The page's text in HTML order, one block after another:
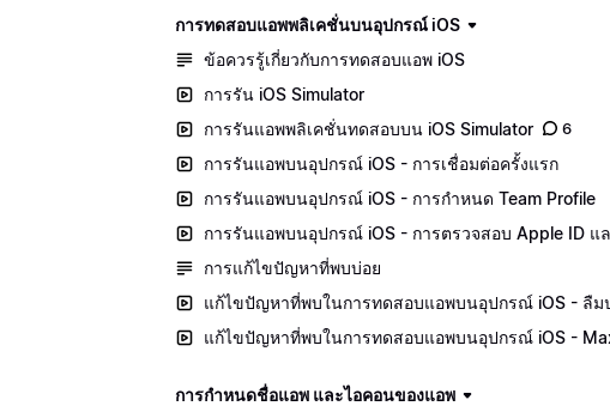
การทดสอบแอพพลิเคชั่นบนอุปกรณ์ iOS
ข้อควรรู้เกี่ยวกับการทดสอบแอพ iOS
การรัน iOS Simulator
การรันแอพพลิเคชั่นทดสอบบน iOS Simulator
6
การรันแอพบนอุปกรณ์ iOS - การเชื่อมต่อครั้งแรก
การรันแอพบนอุปกรณ์ iOS - การกำหนด Team Profile
การรันแอพบนอุปกรณ์ iOS - การตรวจสอบ Apple ID แ
การแก้ไขปัญหาที่พบบ่อย
แก้ไขปัญหาที่พบในการทดสอบแอพบนอุปกรณ์ iOS - ลืม
แก้ไขปัญหาที่พบในการทดสอบแอพบนอุปกรณ์ iOS -
การกำหนดชื่อแอพ และไอคอนของแอพ